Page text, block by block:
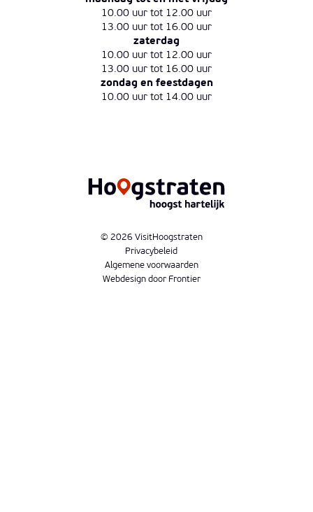
10.00 uur tot 12.00 uur
13.00 uur tot 16.00 uur
zaterdag
10.00 uur tot 12.00 uur
13.00 uur tot 16.00 uur
zondag en feestdagen
10.00 uur tot 14.00 uur
© 2026 VisitHoogstraten
Privacybeleid
Algemene voorwaarden
Webdesign door Frontier